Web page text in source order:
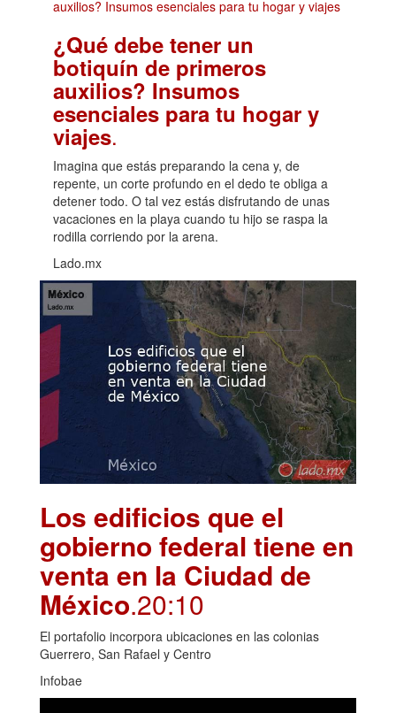
¿Qué debe tener un
botiquín de primeros
auxilios? Insumos
esenciales para tu hogar y
viajes.
Imagina que estás preparando la cena y, de
repente, un corte profundo en el dedo te obliga a
detener todo. O tal vez estás disfrutando de unas
vacaciones en la playa cuando tu hijo se raspa la
rodilla corriendo por la arena.
Lado.mx
Los edificios que el
gobierno federal tiene en
venta en la Ciudad de
México.20:10
El portafolio incorpora ubicaciones en las colonias
Guerrero, San Rafael y Centro
Infobae